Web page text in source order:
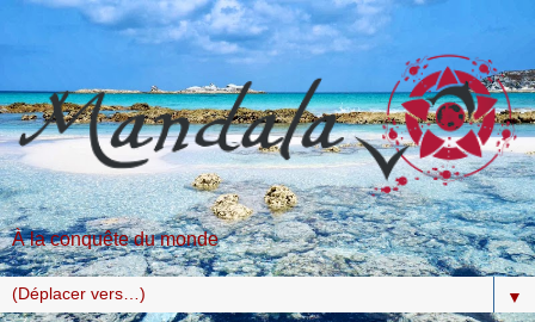
À la conquête du monde
▼